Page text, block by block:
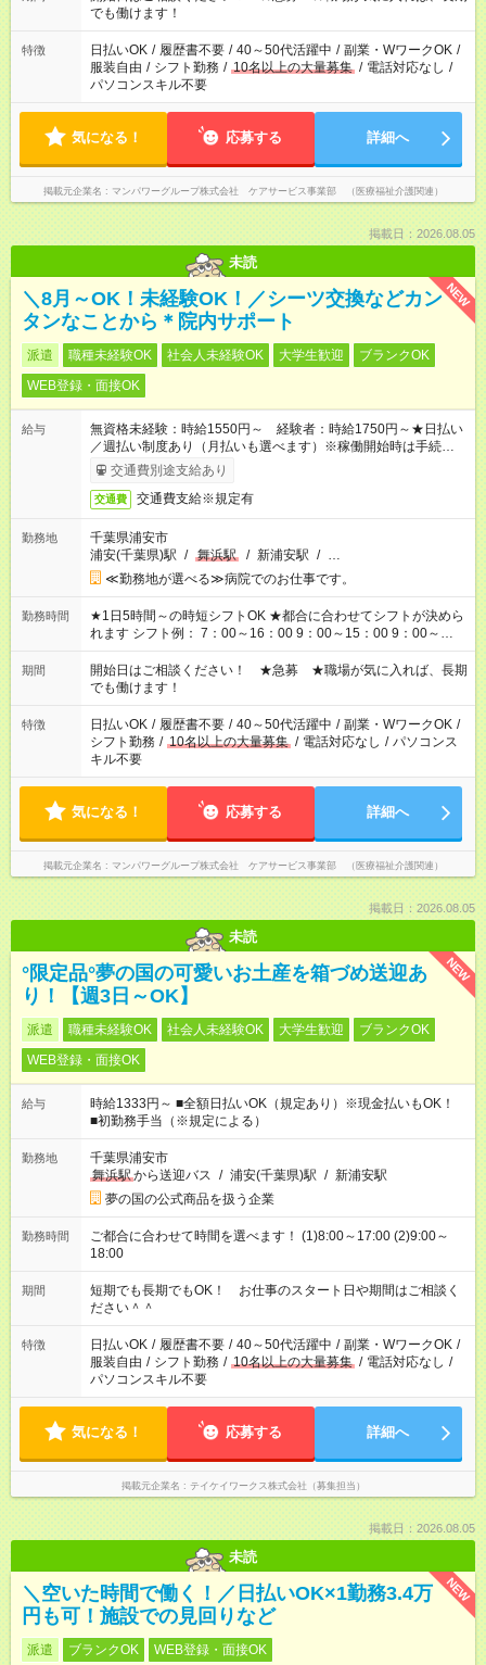
となります ※労働者派遣法（日雇い派遣の原則禁止）により、
短時間・短期間の就業はご案内が難しい場合があります
でも働けます！
特徴 日払いOK / 履歴書不要 / 40～50代活躍中 / 副業・WワークOK /
服装自由 / シフト勤務 / 10名以上の大量募集 / 電話対応なし /
パソコンスキル不要
気になる！ 応募する 詳細へ
掲載元企業名 マンパワーグループ株式会社 ケアサービス事業部 （医療福祉介護関連）
掲載日：2026.08.05
未読
NEW
＼8月～OK！未経験OK！／シーツ交換などカン
タンなことから＊院内サポート
派遣 職種未経験OK 社会人未経験OK 大学生歓迎
ブランクOK
WEB登録・面接OK
給与
無資格未経験：時給1550円～ 経験者：時給1750円～★日払い
／週払い制度あり（月払いも選べます）※稼働開始時は手続き完
了次第のお支払いとなります。
交通費別途支給あり
交通費 交通費支給※規定有
勤務地
千葉県浦安市
浦安(千葉県)駅 / 舞浜駅 / 新浦安駅 / …
≪勤務地が選べる≫病院でのお仕事です。
勤務時間
★1日5時間～の時短シフトOK ★都合に合わせてシフトが決めら
れます シフト例： 7：00～16：00 9：00～15：00 9：00～
18：00 11：00～20：00 など ※Wワークの場合、他のお仕事と
合わせ週40時間超の就業はご案内できません ※法令に基づき、
週20時間以上勤務は社会保険への加入対象となります ※労働者
派遣法（日雇い派遣の原則禁止）により、短時間・短期間の就
業はご案内が難しい場合があります
期間
開始日はご相談ください！ ★急募 ★職場が気に入れば、長期
でも働けます！
特徴 日払いOK / 履歴書不要 / 40～50代活躍中 / 副業・WワークOK /
シフト勤務 / 10名以上の大量募集 / 電話対応なし / パソコンス
キル不要
気になる！ 応募する 詳細へ
掲載元企業名 マンパワーグループ株式会社 ケアサービス事業部 （医療福祉介護関連）
掲載日：2026.08.05
未読
NEW
°限定品°夢の国の可愛いお土産を箱づめ送迎あ
り！【週3日～OK】
派遣 職種未経験OK 社会人未経験OK 大学生歓迎
ブランクOK
WEB登録・面接OK
給与
時給1333円～ ■全額日払いOK（規定あり）※現金払いもOK！
■初勤務手当（※規定による）
勤務地
千葉県浦安市
舞浜駅から送迎バス / 浦安(千葉県)駅 / 新浦安駅
夢の国の公式商品を扱う企業
勤務時間
ご都合に合わせて時間を選べます！ (1)8:00～17:00 (2)9:00～
18:00
期間
短期でも長期でもOK！ お仕事のスタート日や期間はご相談く
ださい＾＾
特徴 日払いOK / 履歴書不要 / 40～50代活躍中 / 副業・WワークOK /
服装自由 / シフト勤務 / 10名以上の大量募集 / 電話対応なし /
パソコンスキル不要
気になる！ 応募する 詳細へ
掲載元企業名 テイケイワークス株式会社（募集担当）
掲載日：2026.08.05
未読
NEW
＼空いた時間で働く！／日払いOK×1勤務3.4万
円も可！施設での見回りなど
派遣 ブランクOK WEB登録・面接OK